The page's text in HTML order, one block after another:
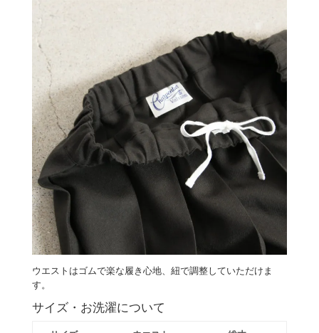
ウエストはゴムで楽な履き心地、紐で調整していただけま
す。
サイズ・お洗濯について